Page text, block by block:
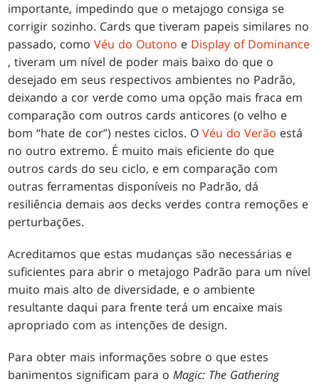
importante, impedindo que o metajogo consiga se
corrigir sozinho. Cards que tiveram papeis similares no
passado, comoVéu do Outono e Display of Dominance
, tiveram um nível de poder mais baixo do que o
desejado em seus respectivos ambientes no Padrão,
deixando a cor verde como uma opção mais fraca em
comparação com outros cards anticores (o velho e
bom “hate de cor”) nestes ciclos. OVéu do Verão está
no outro extremo. É muito mais eficiente do que
outros cards do seu ciclo, e em comparação com
outras ferramentas disponíveis no Padrão, dá
resiliência demais aos decks verdes contra remoções e
perturbações.
Acreditamos que estas mudanças são necessárias e
suficientes para abrir o metajogo Padrão para um nível
muito mais alto de diversidade, e o ambiente
resultante daqui para frente terá um encaixe mais
apropriado com as intenções de design.
Para obter mais informações sobre o que estes
banimentos significam para oMagic: The Gathering